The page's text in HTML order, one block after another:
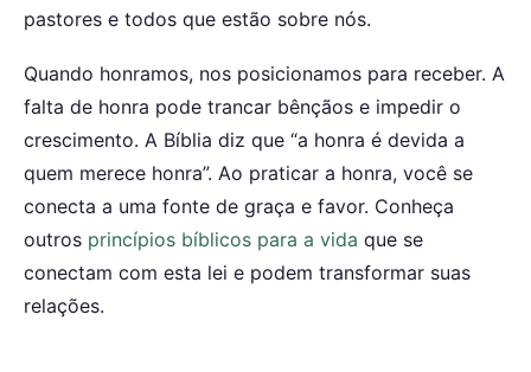
pastores e todos que estão sobre nós.
Quando honramos, nos posicionamos para receber. A
falta de honra pode trancar bênçãos e impedir o
crescimento. A Bíblia diz que “a honra é devida a
quem merece honra”. Ao praticar a honra, você se
conecta a uma fonte de graça e favor. Conheça
outros princípios bíblicos para a vida que se
conectam com esta lei e podem transformar suas
relações.